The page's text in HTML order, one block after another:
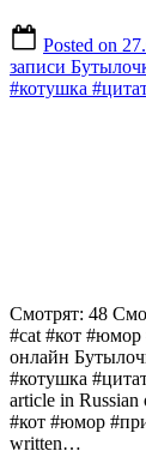
Posted on
записи
#котушка
Смотрят: 48
#cat #кот
онлайн
#котушка
article in
#кот #юмор
written…